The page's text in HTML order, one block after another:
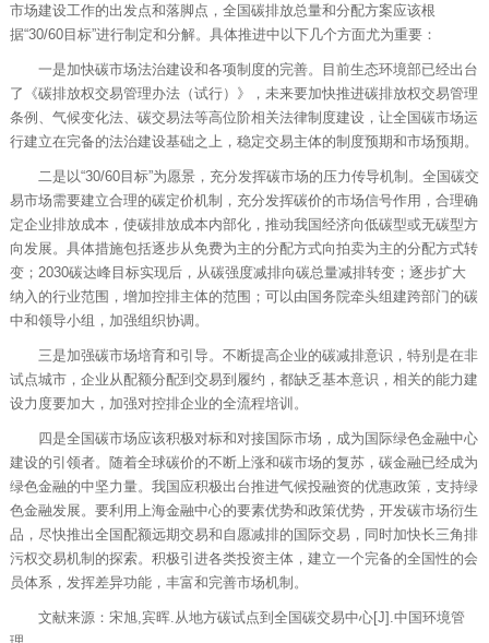
市场建设工作的出发点和落脚点，全国碳排放总量和分配方案应该根
据“30/60目标”进行制定和分解。具体推进中以下几个方面尤为重要：
一是加快碳市场法治建设和各项制度的完善。目前生态环境部已经出台
了《碳排放权交易管理办法（试行）》，未来要加快推进碳排放权交易管理
条例、气候变化法、碳交易法等高位阶相关法律制度建设，让全国碳市场运
行建立在完备的法治建设基础之上，稳定交易主体的制度预期和市场预期。
二是以“30/60目标”为愿景，充分发挥碳市场的压力传导机制。全国碳交
易市场需要建立合理的碳定价机制，充分发挥碳价的市场信号作用，合理确
定企业排放成本，使碳排放成本内部化，推动我国经济向低碳型或无碳型方
向发展。具体措施包括逐步从免费为主的分配方式向拍卖为主的分配方式转
变；2030碳达峰目标实现后，从碳强度减排向碳总量减排转变；逐步扩大
纳入的行业范围，增加控排主体的范围；可以由国务院牵头组建跨部门的碳
中和领导小组，加强组织协调。
三是加强碳市场培育和引导。不断提高企业的碳减排意识，特别是在非
试点城市，企业从配额分配到交易到履约，都缺乏基本意识，相关的能力建
设力度要加大，加强对控排企业的全流程培训。
四是全国碳市场应该积极对标和对接国际市场，成为国际绿色金融中心
建设的引领者。随着全球碳价的不断上涨和碳市场的复苏，碳金融已经成为
绿色金融的中坚力量。我国应积极出台推进气候投融资的优惠政策，支持绿
色金融发展。要利用上海金融中心的要素优势和政策优势，开发碳市场衍生
品，尽快推出全国配额远期交易和自愿减排的国际交易，同时加快长三角排
污权交易机制的探索。积极引进各类投资主体，建立一个完备的全国性的会
员体系，发挥差异功能，丰富和完善市场机制。
文献来源：宋旭,宾晖.从地方碳试点到全国碳交易中心[J].中国环境管